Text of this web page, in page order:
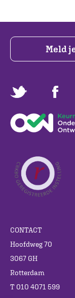
Meld
CONTACT
Hoofdweg 70
3067 GH
Rotterdam
T 010 4071 599